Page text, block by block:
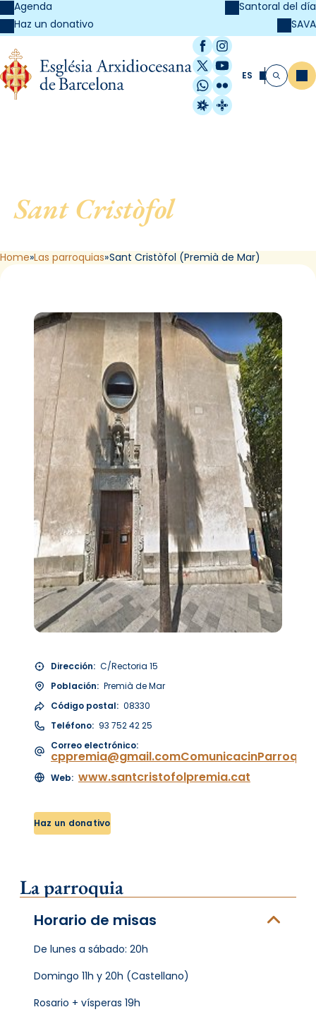
Agenda
Haz un donativo
Santoral del día
SAVA
Facebook
Instagram
X / Twitter
YouTube
WhatsApp
Flickr
Radio Estel
Catalunya
ES Buscar
Sant Cristòfol, de Premià
de Mar
Home Las parroquias Sant Cristòfol (Premià de Mar)
Dirección: C/Rectoria 15
Población: Premià de Mar
Código postal: 08330
Teléfono: 93 752 42 25
Correo electrónico:
Web: www.santcristofolpremia.cat
Haz un donativo
La parroquia
Horario de misas
De lunes a sábado: 20h
Domingo 11h y 20h (Castellano)
Rosario + vísperas 19h